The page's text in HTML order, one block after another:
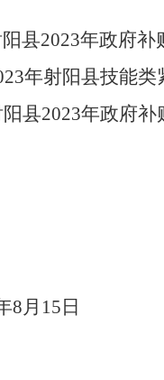
阳县2023年政府补
年射阳县技能类
阳县2023年政府补
8月 15 日